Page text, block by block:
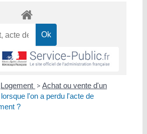
Logement > Achat ou vente d'un
l'on a perdu l'acte de
?